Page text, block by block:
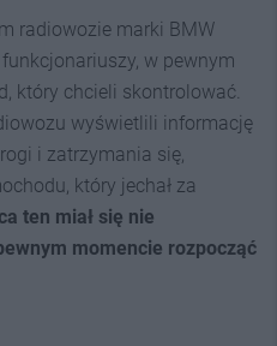
radiowozie marki BMW
w pewnym
który chcieli skontrolować.
wyświetlili informację
i zatrzymania się,
który jechał za
ten miał się nie
momencie rozpocząć